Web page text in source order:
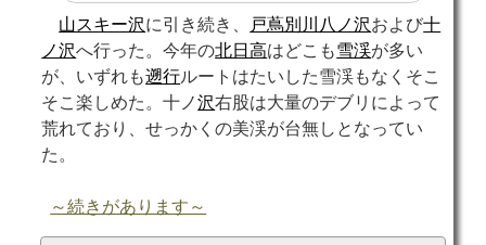
山スキー沢に引き続き、 戸蔦別川八ノ沢および十
ノ沢へ行った。今年の北日高はどこも雪渓が多い
が、いずれも遡行ルートはたいした雪渓もなくそこ
そこ楽しめた。十ノ沢右股は大量のデブリによって
荒れており、せっかくの美渓が台無しとなってい
た。
～続きがあります～